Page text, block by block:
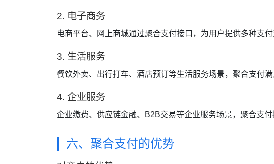
2. 电子商务
电商平台、网上商城通过聚合支付接口，为用户提供多种支
3. 生活服务
餐饮外卖、出行打车、酒店预订等生活服务场景，聚合支付满
4. 企业服务
企业缴费、供应链金融、B2B交易等企业服务场景，聚合支付
六、聚合支付的优势